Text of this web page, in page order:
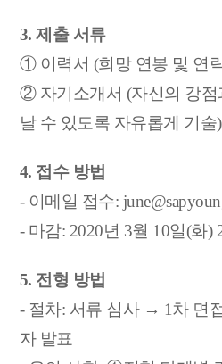
3. 제출 서류
① 이력서 (희망 연봉 및 연
② 자기소개서 (자신의 강점
날 수 있도록 자유롭게 기술)
4. 접수 방법
- 이메일 접수:
- 마감: 2020년 3월 10일(화)
5. 전형 방법
- 절차: 서류 심사 → 1차 면
자 발표